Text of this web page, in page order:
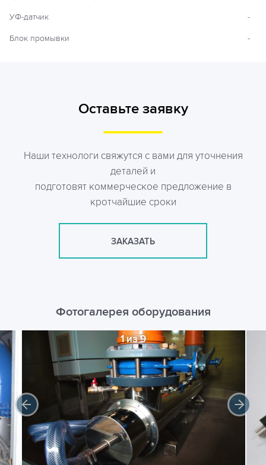
УФ-датчик -
Блок промывки -
Оставьте заявку
Наши технологи свяжутся с вами для уточнения
деталей и
подготовят коммерческое предложение в
кротчайшие сроки
ЗАКАЗАТЬ
Фотогалерея оборудования
1 из 9